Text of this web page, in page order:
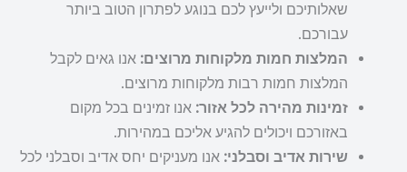
שאלותיכם ולייעץ לכם בנוגע לפתרון הטוב ביותר
עבורכם.
המלצות חמות מלקוחות מרוצים: אנו גאים לקבל
המלצות חמות רבות מלקוחות מרוצים.
זמינות מהירה לכל אזור: אנו זמינים בכל מקום
באזורכם ויכולים להגיע אליכם במהירות.
שירות אדיב וסבלני: אנו מעניקים יחס אדיב וסבלני לכל